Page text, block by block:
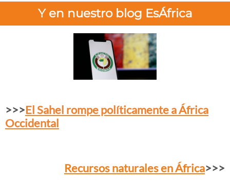
Y en nuestro blog EsÁfrica
>>>El Sahel rompe políticamente a África
Occidental
Recursos naturales en África>>>